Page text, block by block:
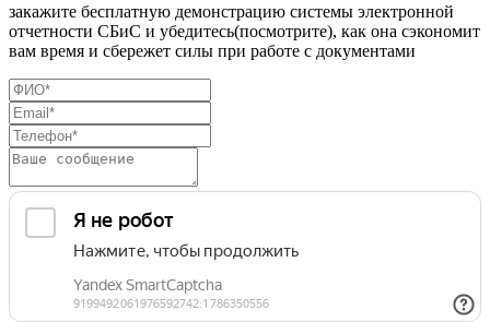
закажите бесплатную демонстрацию системы электронной
отчетности СБиС и убедитесь(посмотрите), как она сэкономит
вам время и сбережет силы при работе с документами